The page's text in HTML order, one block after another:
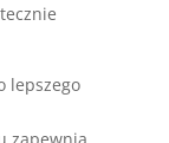
lepszego